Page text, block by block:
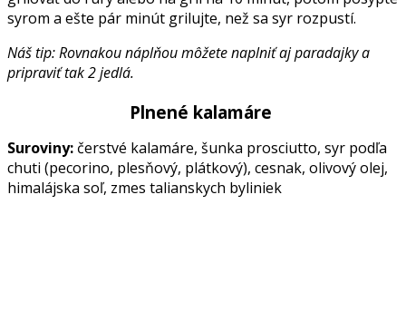
syrom a ešte pár minút grilujte, než sa syr rozpustí.
Náš tip: Rovnakou náplňou môžete naplniť aj paradajky a
pripraviť tak 2 jedlá.
Plnené kalamáre
Suroviny: čerstvé kalamáre, šunka prosciutto, syr podľa
chuti (pecorino, plesňový, plátkový), cesnak, olivový olej,
himalájska soľ, zmes talianskych byliniek